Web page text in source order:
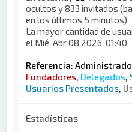
ocultos y 833 invitados
en los últimos 5 minutos)
La mayor cantidad de
el Mié, Abr 08 2026, 01:40
Referencia:
Fundadores, Delegados,
Usuarios Presentados,
Estadísticas